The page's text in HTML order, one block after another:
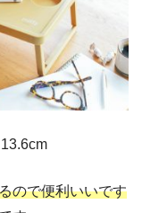
ので便利いいです